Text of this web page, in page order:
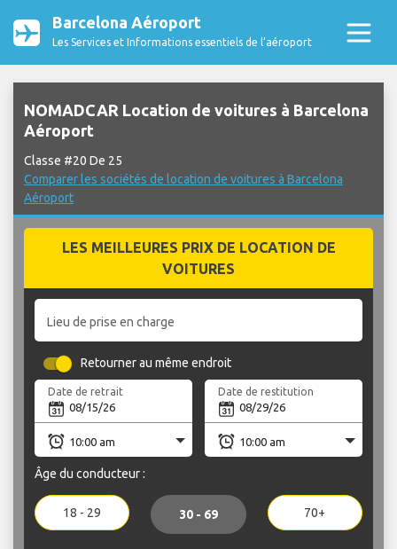
Barcelona Aéroport
Les Services et Informations essentiels de l’aéroport
NOMADCAR Location de voitures à Barcelona
Aéroport
Classe #20 De 25
Comparer les sociétés de location de voitures à Barcelona
Aéroport
LES MEILLEURES PRIX DE LOCATION DE
VOITURES
Lieu de prise en charge
Retourner au même endroit
Date de retrait Date de restitution
Âge du conducteur :
18 - 29 30 - 69 70+